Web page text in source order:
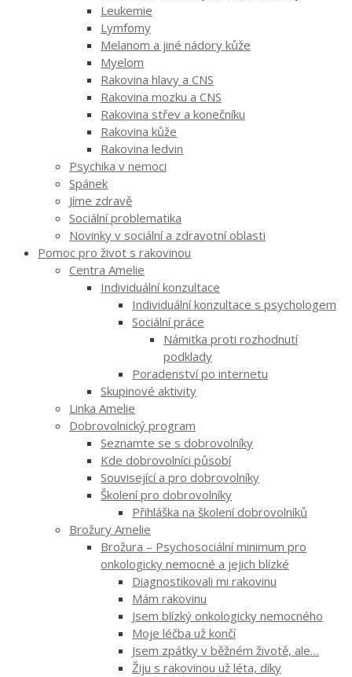
Leukemie
Lymfomy
Melanom a jiné nádory kůže
Myelom
Rakovina hlavy a CNS
Rakovina mozku a CNS
Rakovina střev a konečníku
Rakovina kůže
Rakovina ledvin
Psychika v nemoci
Spánek
Jíme zdravě
Sociální problematika
Novinky v sociální a zdravotní oblasti
Pomoc pro život s rakovinou
Centra Amelie
Individuální konzultace
Individuální konzultace s psychologem
Sociální práce
Námitka proti rozhodnutí
podklady
Poradenství po internetu
Skupinové aktivity
Linka Amelie
Dobrovolnický program
Seznamte se s dobrovolníky
Kde dobrovolníci působí
Související a pro dobrovolníky
Školení pro dobrovolníky
Přihláška na školení dobrovolníků
Brožury Amelie
Brožura – Psychosociální minimum pro
onkologicky nemocné a jejich blízké
Diagnostikovali mi rakovinu
Mám rakovinu
Jsem blízký onkologicky nemocného
Moje léčba už končí
Jsem zpátky v běžném životě, ale…
Žiju s rakovinou už léta, díky